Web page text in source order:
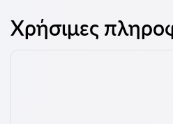
Χρήσιμες